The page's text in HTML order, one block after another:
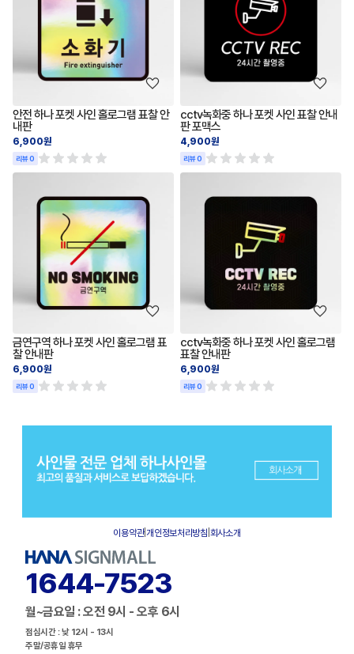
안전 하나 포켓 사인 홀로그램 표찰 안
내판
6,900원
리뷰 0
cctv녹화중 하나 포켓 사인 표찰 안내
판 포맥스
4,900원
리뷰 0
금연구역 하나 포켓 사인 홀로그램 표
찰 안내판
6,900원
리뷰 0
cctv녹화중 하나 포켓 사인 홀로그램
표찰 안내판
6,900원
리뷰 0
이용약관|개인정보처리방침 회사소개
1644-7523
월~금요일 : 오전 9시 - 오후 6시
점심시간 : 낮 12시 - 13시
주말/공휴일 휴무